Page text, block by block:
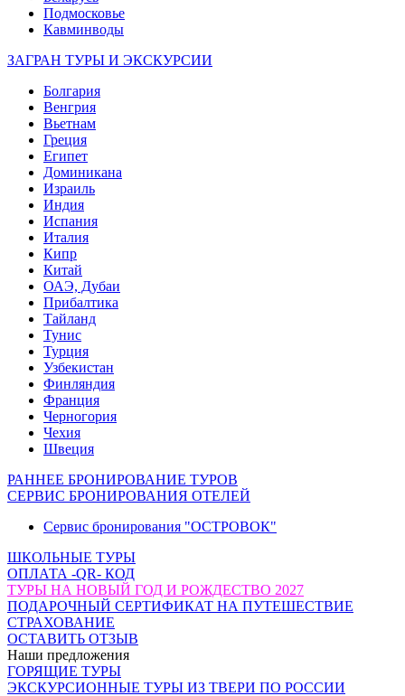
Подмосковье
Кавминводы
ЗАГРАН ТУРЫ И ЭКСКУРСИИ
Болгария
Венгрия
Вьетнам
Греция
Египет
Доминикана
Израиль
Индия
Испания
Италия
Кипр
Китай
ОАЭ, Дубаи
Прибалтика
Тайланд
Тунис
Турция
Узбекистан
Финляндия
Франция
Черногория
Чехия
Швеция
РАННЕЕ БРОНИРОВАНИЕ ТУРОВ
СЕРВИС БРОНИРОВАНИЯ ОТЕЛЕЙ
Сервис бронирования "ОСТРОВОК"
ШКОЛЬНЫЕ ТУРЫ
ОПЛАТА -QR- КОД
ТУРЫ НА НОВЫЙ ГОД И РОЖДЕСТВО 2027
ПОДАРОЧНЫЙ СЕРТИФИКАТ НА ПУТЕШЕСТВИЕ
СТРАХОВАНИЕ
ОСТАВИТЬ ОТЗЫВ
Наши предложения
ГОРЯЩИЕ ТУРЫ
ЭКСКУРСИОННЫЕ ТУРЫ ИЗ ТВЕРИ ПО РОССИИ